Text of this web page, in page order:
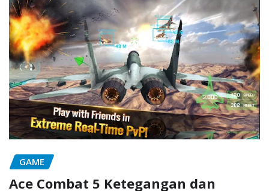
GAME
Ace Combat 5 Ketegangan dan